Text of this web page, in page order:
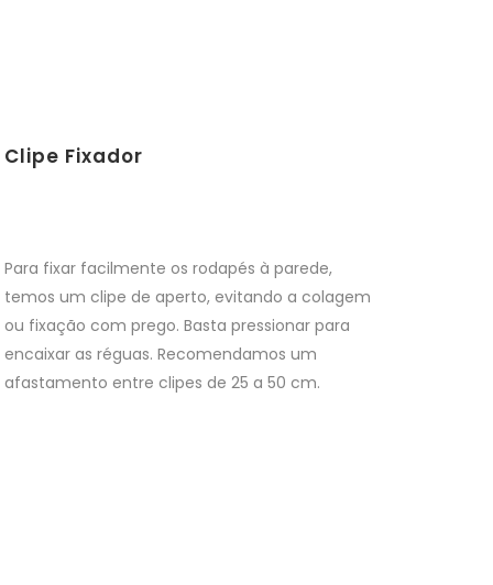
Clipe Fixador
Para fixar facilmente os rodapés à parede,
temos um clipe de aperto, evitando a colagem
ou fixação com prego. Basta pressionar para
encaixar as réguas. Recomendamos um
afastamento entre clipes de 25 a 50 cm.